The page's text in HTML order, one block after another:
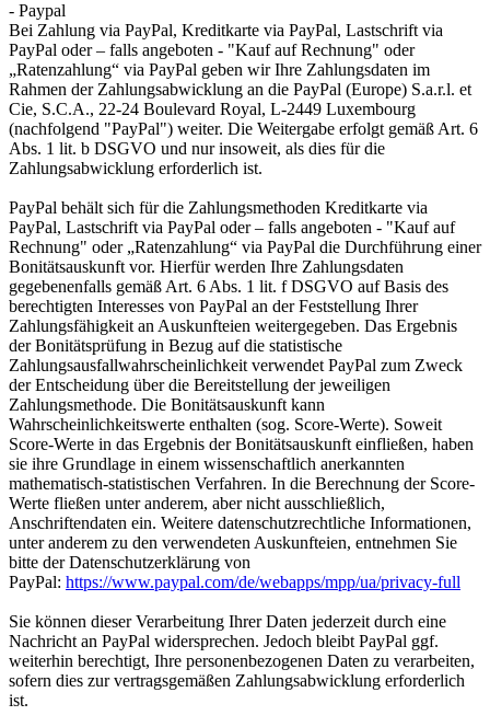
- Paypal
Bei Zahlung via PayPal, Kreditkarte via PayPal, Lastschrift via
PayPal oder – falls angeboten - "Kauf auf Rechnung" oder
„Ratenzahlung“ via PayPal geben wir Ihre Zahlungsdaten im
Rahmen der Zahlungsabwicklung an die PayPal (Europe) S.a.r.l. et
Cie, S.C.A., 22-24 Boulevard Royal, L-2449 Luxembourg
(nachfolgend "PayPal") weiter. Die Weitergabe erfolgt gemäß Art. 6
Abs. 1 lit. b DSGVO und nur insoweit, als dies für die
Zahlungsabwicklung erforderlich ist.
PayPal behält sich für die Zahlungsmethoden Kreditkarte via
PayPal, Lastschrift via PayPal oder – falls angeboten - "Kauf auf
Rechnung" oder „Ratenzahlung“ via PayPal die Durchführung einer
Bonitätsauskunft vor. Hierfür werden Ihre Zahlungsdaten
gegebenenfalls gemäß Art. 6 Abs. 1 lit. f DSGVO auf Basis des
berechtigten Interesses von PayPal an der Feststellung Ihrer
Zahlungsfähigkeit an Auskunfteien weitergegeben. Das Ergebnis
der Bonitätsprüfung in Bezug auf die statistische
Zahlungsausfallwahrscheinlichkeit verwendet PayPal zum Zweck
der Entscheidung über die Bereitstellung der jeweiligen
Zahlungsmethode. Die Bonitätsauskunft kann
Wahrscheinlichkeitswerte enthalten (sog. Score-Werte). Soweit
Score-Werte in das Ergebnis der Bonitätsauskunft einfließen, haben
sie ihre Grundlage in einem wissenschaftlich anerkannten
mathematisch-statistischen Verfahren. In die Berechnung der Score-
Werte fließen unter anderem, aber nicht ausschließlich,
Anschriftendaten ein. Weitere datenschutzrechtliche Informationen,
unter anderem zu den verwendeten Auskunfteien, entnehmen Sie
bitte der Datenschutzerklärung von
PayPal: https://www.paypal.com/de/webapps/mpp/ua/privacy-full
Sie können dieser Verarbeitung Ihrer Daten jederzeit durch eine
Nachricht an PayPal widersprechen. Jedoch bleibt PayPal ggf.
weiterhin berechtigt, Ihre personenbezogenen Daten zu verarbeiten,
sofern dies zur vertragsgemäßen Zahlungsabwicklung erforderlich
ist.